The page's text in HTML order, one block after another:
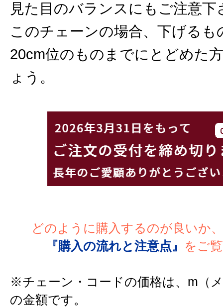
見た目のバランスにもご注意下
このチェーンの場合、下げるも
20cm位のものまでにとどめた
ょう。
どのように購入するのが良いか
『購入の流れと注意点』
をご
※チェーン・コードの価格は、m（
の金額です。